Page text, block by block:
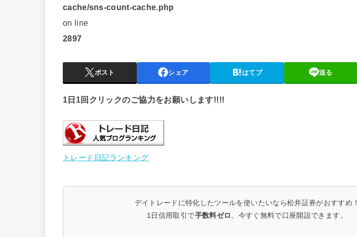
cache/sns-count-cache.php
on line
2897
ポスト シェア はてブ 送る
1日1回クリックのご協力をお願いします!!!!
トレード日記ランキング
デイトレードに特化したツールを使いたいなら松井証券がおすすめ！
1日信用取引で手数料ゼロ 。今すぐ無料で口座開設できます。